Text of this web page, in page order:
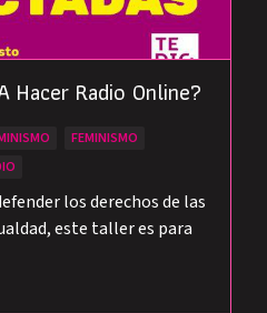
Hacer Radio Online?
FEMINISMO
los derechos de las
este taller es para